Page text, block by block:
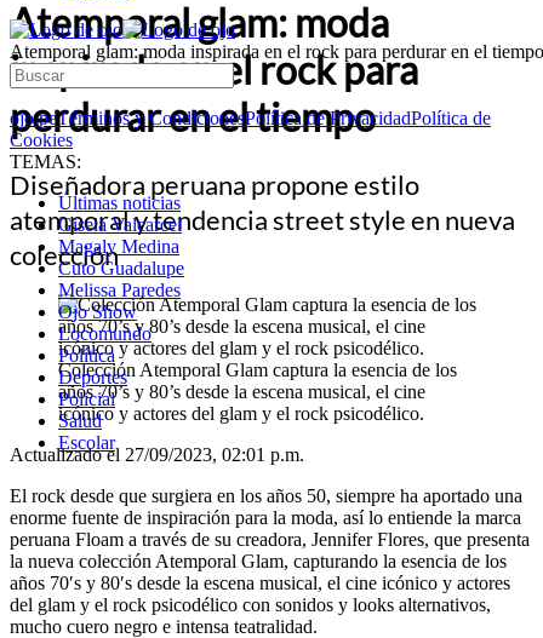
Atemporal glam: moda inspirada en el rock para perdurar en el tiempo
ojo.peTérminos y CondicionesPolítica de PrivacidadPolítica de
Cookies
TEMAS:
Últimas noticias
Gisela Valcarcel
Magaly Medina
Cuto Guadalupe
Melissa Paredes
Ojo Show
Locomundo
Política
Deportes
Policial
Salud
Escolar
Atemporal glam: moda
inspirada en el rock para
perdurar en el tiempo
Diseñadora peruana propone estilo
atemporal y tendencia street style en nueva
colección
Colección Atemporal Glam captura la esencia de los
años 70’s y 80’s desde la escena musical, el cine
icónico y actores del glam y el rock psicodélico.
Actualizado el 27/09/2023, 02:01 p.m.
El rock desde que surgiera en los años 50, siempre ha aportado una
enorme fuente de inspiración para la moda, así lo entiende la marca
peruana Floam a través de su creadora, Jennifer Flores, que presenta
la nueva colección Atemporal Glam, capturando la esencia de los
años 70′s y 80′s desde la escena musical, el cine icónico y actores
del glam y el rock psicodélico con sonidos y looks alternativos,
mucho cuero negro e intensa teatralidad.